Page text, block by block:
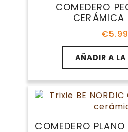
opciones
elegir
página
de
producto
COMEDERO
CERÁMICA
€5.99
AÑADIR A LA
COMEDERO